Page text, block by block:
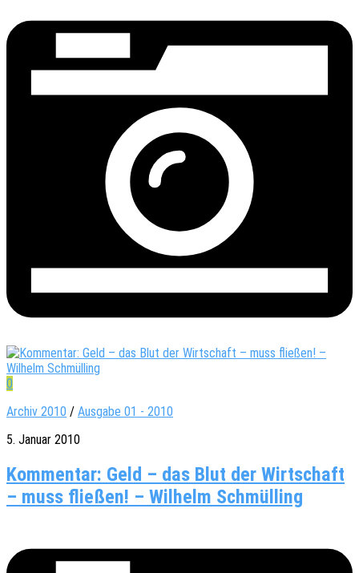
0
Archiv 2010 / Ausgabe 01 - 2010
5. Januar 2010
Kommentar: Geld – das Blut der Wirtschaft
– muss fließen! – Wilhelm Schmülling